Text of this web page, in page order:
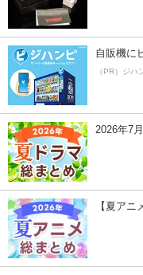
自販機に
（PR）ジハ
2026年7
【夏ア